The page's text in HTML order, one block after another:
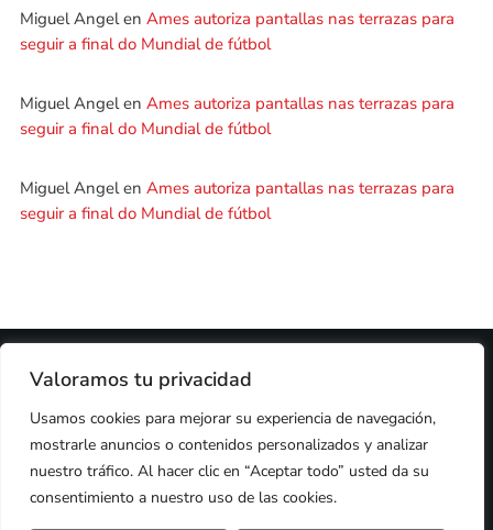
Valoramos tu privacidad
Usamos cookies para mejorar su experiencia de navegación,
mostrarle anuncios o contenidos personalizados y analizar
nuestro tráfico. Al hacer clic en “Aceptar todo” usted da su
consentimiento a nuestro uso de las cookies.
Miguel Angelen Ames autoriza pantallas nas terrazas para
seguir a final do Mundial de fútbol
Miguel Angelen Ames autoriza pantallas nas terrazas para
seguir a final do Mundial de fútbol
Miguel Angelen Ames autoriza pantallas nas terrazas para
seguir a final do Mundial de fútbol
2024 © PROPIEDAD DE DEZASETE MEDIA SL
COOKIES
AVISO LEGAL
PUBLICIDAD
CONTACTO